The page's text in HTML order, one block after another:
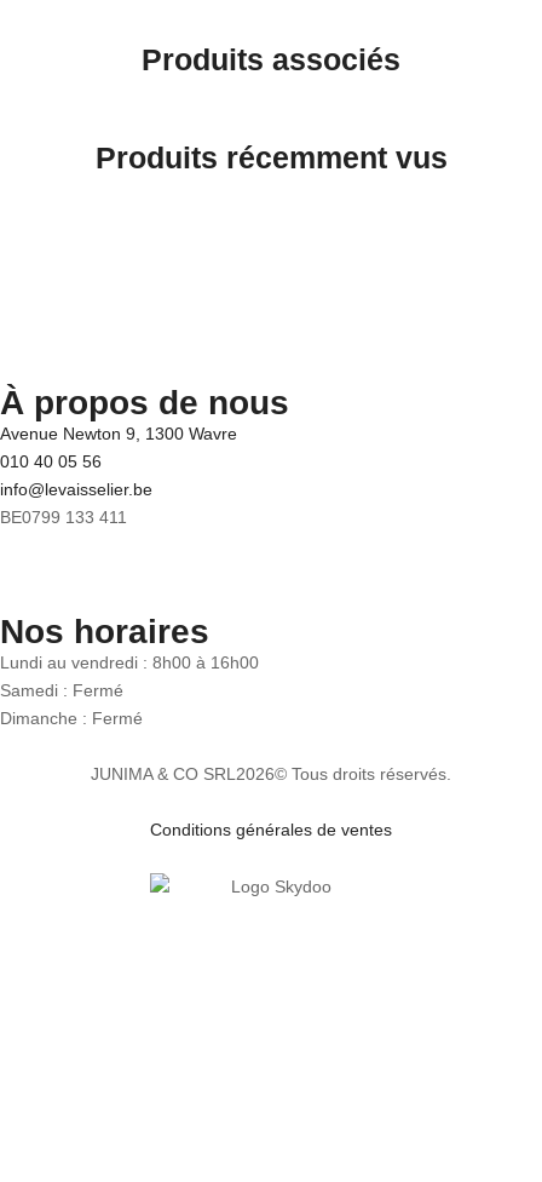
Produits associés
Produits récemment vus
À propos de nous
Avenue Newton 9, 1300 Wavre
010 40 05 56
info@levaisselier.be
BE0799 133 411
Nos horaires
Lundi au vendredi : 8h00 à 16h00
Samedi : Fermé
Dimanche : Fermé
JUNIMA & CO SRL 2026© Tous droits réservés.
Conditions générales de ventes